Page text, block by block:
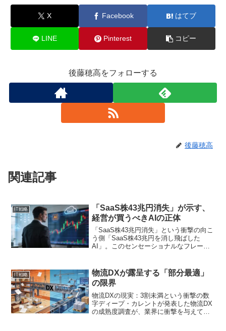
X Facebook はてブ
LINE Pinterest コピー
後藤穂高をフォローする
後藤穂高
関連記事
IT戦略
「SaaS株43兆円消失」が示す、
経営が買うべきAIの正体
「SaaS株43兆円消失」という衝撃の向こ
う側「SaaS株43兆円を消し飛ばした
AI」。このセンセーショナルなフレーズ
SaaS（Software as a Service）...
IT戦略
物流DXが露呈する「部分最適」
の限界
物流DXの現実：3割未満という衝撃の数
字ディープ・カレントが発表した物流DX
の成熟度調査が、業界に衝撃を与えてい